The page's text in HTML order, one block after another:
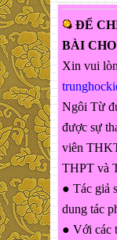
ĐỂ
BÀI
Xin vui
Ngôi Từ
được sự
viên
THPT và
● Tác giả
dung tác
● Với các